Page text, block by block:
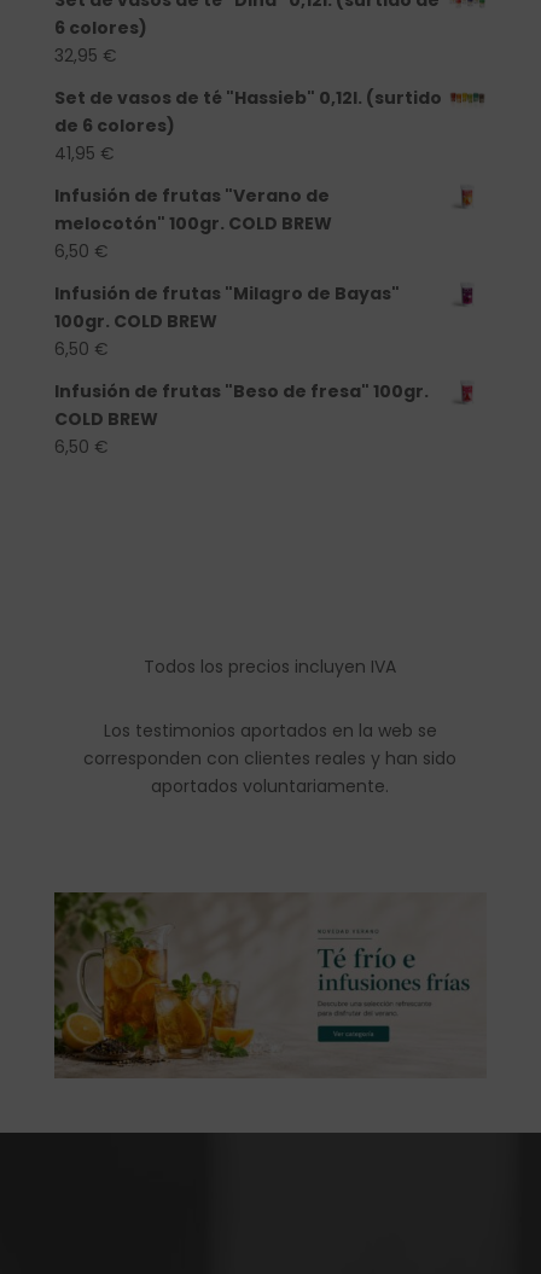
6 colores)
32,95 €
Set de vasos de té "Hassieb" 0,12l. (surtido
de 6 colores)
41,95 €
Infusión de frutas "Verano de
melocotón" 100gr. COLD BREW
6,50 €
Infusión de frutas "Milagro de Bayas"
100gr. COLD BREW
6,50 €
Infusión de frutas "Beso de fresa" 100gr.
COLD BREW
6,50 €
Todos los precios incluyen IVA
Los testimonios aportados en la web se
corresponden con clientes reales y han sido
aportados voluntariamente.